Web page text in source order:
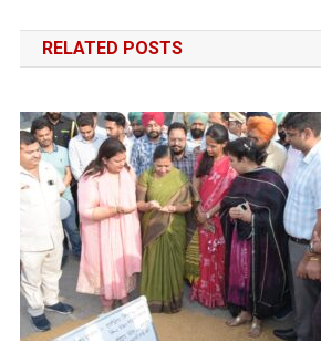
navigation
RELATED POSTS